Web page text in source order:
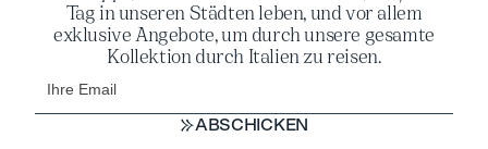
Tag in unseren Städten leben, und vor allem
exklusive Angebote, um durch unsere gesamte
Kollektion durch Italien zu reisen.
ABSCHICKEN